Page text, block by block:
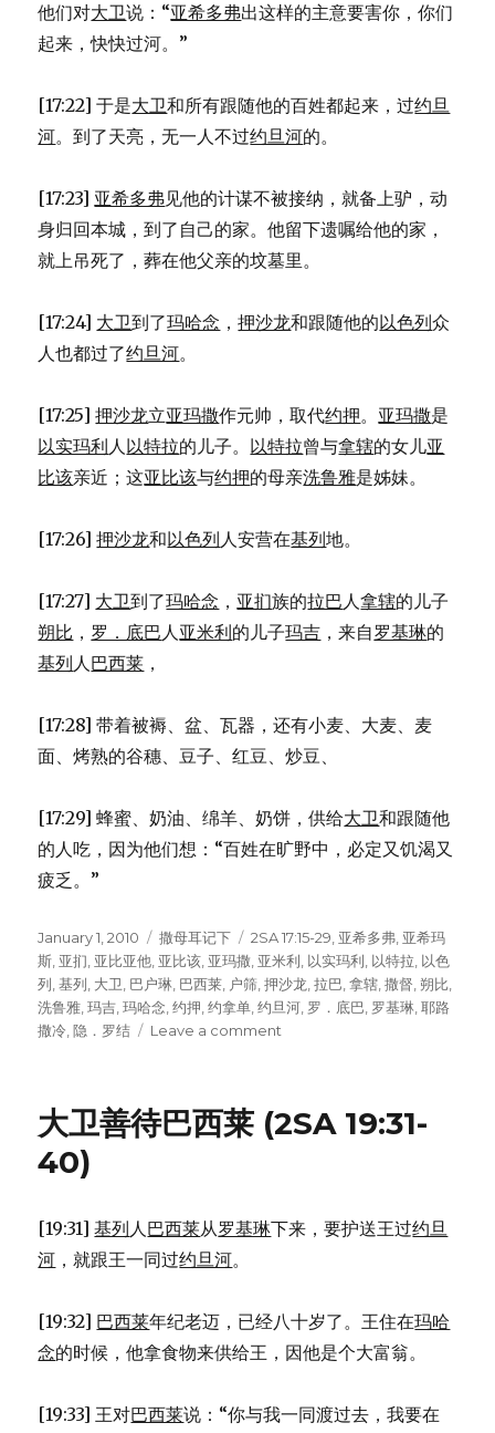
他们对大卫说：“亚希多弗出这样的主意要害你，你们
起来，快快过河。”
[17:22] 于是大卫和所有跟随他的百姓都起来，过约旦
河。到了天亮，无一人不过约旦河的。
[17:23] 亚希多弗见他的计谋不被接纳，就备上驴，动
身归回本城，到了自己的家。他留下遗嘱给他的家，
就上吊死了，葬在他父亲的坟墓里。
[17:24] 大卫到了玛哈念 ，押沙龙和跟随他的以色列众
人也都过了约旦河。
[17:25]押沙龙立亚玛撒作元帅，取代约押。 亚玛撒是
以实玛利人以特拉的儿子。 以特拉曾与拿辖的女儿亚
比该亲近；这亚比该与约押的母亲洗鲁雅是姊妹。
[17:26]押沙龙和以色列人安营在基列地。
[17:27] 大卫到了玛哈念 ， 亚扪族的拉巴人拿辖的儿子
朔比 ， 罗．底巴人亚米利的儿子玛吉 ，来自罗基琳的
基列人巴西莱 ，
[17:28] 带着被褥、盆、瓦器，还有小麦、大麦、麦
面、烤熟的谷穗、豆子、红豆、炒豆、
[17:29] 蜂蜜、奶油、绵羊、奶饼，供给大卫和跟随他
的人吃，因为他们想：“百姓在旷野中，必定又饥渴又
疲乏。”
Posted
on
January 1, 2010 Categories
撒母耳记下 Tags
2SA 17:15-29 亚希多弗 亚希玛
斯 亚扪 亚比亚他 亚比该 亚玛撒 亚米利 以实玛利 以特拉 以色
列 ,基列 大卫 巴户琳 巴西莱 户筛 ,押沙龙 ,拉巴 ,拿辖 ,撒督 ,朔比
洗鲁雅 ,玛吉 ,玛哈念 ,约押 ,约拿单 ,约旦河 罗．底巴 罗基琳 ,耶路
撒冷 ,隐．罗结 Leave a comment
警
(2SA
大卫善待巴西莱 (2SA 19:31-
40)
[19:31]基列人巴西莱从罗基琳下来，要护送王过约旦
河 ，就跟王一同过约旦河。
[19:32] 巴西莱年纪老迈，已经八十岁了。王住在玛哈
念的时候，他拿食物来供给王，因他是个大富翁。
[19:33] 王对巴西莱说：“你与我一同渡过去，我要在